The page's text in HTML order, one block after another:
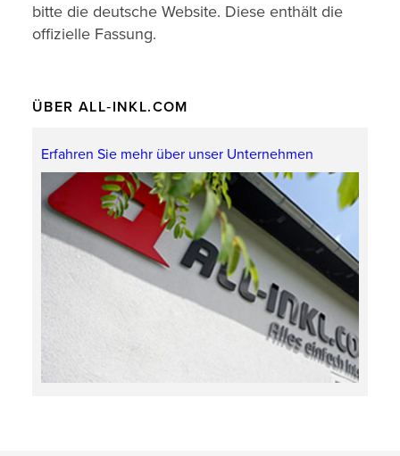
bitte die deutsche Website. Diese enthält die
offizielle Fassung.
ÜBER ALL‑INKL.COM
Erfahren Sie mehr über unser Unternehmen